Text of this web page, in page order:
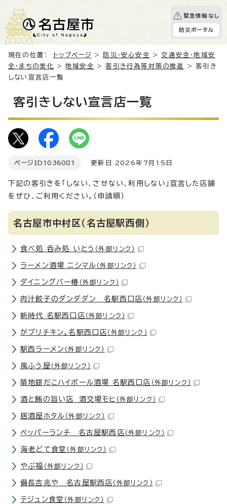
緊急情報なし
防災ポータル
現在の位置： トップページ > 防災・安心安全 >交通安全・地域安
全・まちの美化
>地域安全 >客引き行為等対策の推進
> 客引き
しない宣言店一覧
客引きしない宣言店一覧
ページID 1036081 更新日 2026年7月15日
下記の客引きを「しない、させない、利用しない」宣言した店舗
をぜひ、ご利用ください。（申請順）
名古屋市中村区（名古屋駅西側）
食べ処 呑み処 いとう （外部リンク）
ラーメン酒場 ニシマル （外部リンク）
ダイニングバー椿 （外部リンク）
肉汁餃子のダンダダン 名駅西口店 （外部リンク）
新時代 名駅西口店 （外部リンク）
がブリチキン。名駅西口店 （外部リンク）
駅西ラーメン （外部リンク）
風ふう屋 （外部リンク）
築地銀だこハイボール酒場 名駅西口店 （外部リンク）
酒と鮪の旨い店 酒交場モヒ （外部リンク）
居酒屋ホタル （外部リンク）
ペッパーランチ 名古屋駅西店 （外部リンク）
海老どて食堂 （外部リンク）
やぶ福 （外部リンク）
備長吉兆や 名古屋駅西店 （外部リンク）
テジュン食堂 （外部リンク）